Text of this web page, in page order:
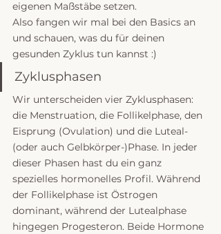
eigenen Maßstäbe setzen.
Also fangen wir mal bei den Basics an
und schauen, was du für deinen
gesunden Zyklus tun kannst :)
Zyklusphasen
Wir unterscheiden vier Zyklusphasen:
die Menstruation, die Follikelphase, den
Eisprung (Ovulation) und die Luteal-
(oder auch Gelbkörper-)Phase. In jeder
dieser Phasen hast du ein ganz
spezielles hormonelles Profil. Während
der Follikelphase ist Östrogen
dominant, während der Lutealphase
hingegen Progesteron. Beide Hormone